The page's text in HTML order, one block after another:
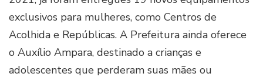
exclusivos para mulheres, como Centros de
Acolhida e Repúblicas. A Prefeitura ainda oferece
o Auxílio Ampara, destinado a crianças e
adolescentes que perderam suas mães ou